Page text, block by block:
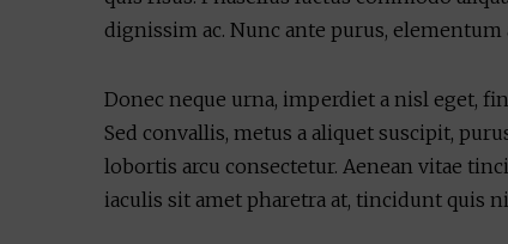
dignissim ac. Nunc ante purus,
Donec neque urna, imperdiet a nisl eget,
Sed convallis, metus a aliquet suscipit,
lobortis arcu consectetur. Aenean vitae
iaculis sit amet pharetra at, tincidunt quis